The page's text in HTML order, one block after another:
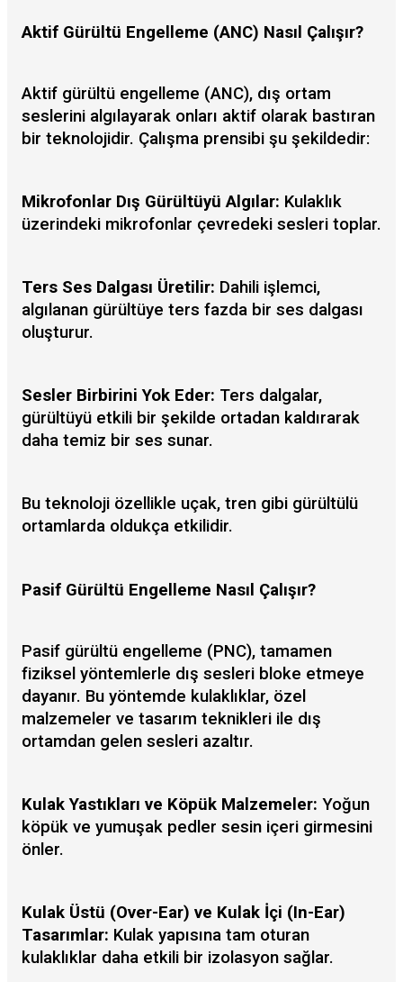
Aktif Gürültü Engelleme (ANC) Nasıl Çalışır?
Aktif gürültü engelleme (ANC), dış ortam
seslerini algılayarak onları aktif olarak bastıran
bir teknolojidir. Çalışma prensibi şu şekildedir:
Mikrofonlar Dış Gürültüyü Algılar: Kulaklık
üzerindeki mikrofonlar çevredeki sesleri toplar.
Ters Ses Dalgası Üretilir: Dahili işlemci,
algılanan gürültüye ters fazda bir ses dalgası
oluşturur.
Sesler Birbirini Yok Eder: Ters dalgalar,
gürültüyü etkili bir şekilde ortadan kaldırarak
daha temiz bir ses sunar.
Bu teknoloji özellikle uçak, tren gibi gürültülü
ortamlarda oldukça etkilidir.
Pasif Gürültü Engelleme Nasıl Çalışır?
Pasif gürültü engelleme (PNC), tamamen
fiziksel yöntemlerle dış sesleri bloke etmeye
dayanır. Bu yöntemde kulaklıklar, özel
malzemeler ve tasarım teknikleri ile dış
ortamdan gelen sesleri azaltır.
Kulak Yastıkları ve Köpük Malzemeler: Yoğun
köpük ve yumuşak pedler sesin içeri girmesini
önler.
Kulak Üstü (Over-Ear) ve Kulak İçi (In-Ear)
Tasarımlar: Kulak yapısına tam oturan
kulaklıklar daha etkili bir izolasyon sağlar.